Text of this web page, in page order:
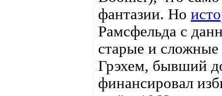
фантазии. Но
Рамсфельда с
старые и
Грэхем, бывший
финансировал